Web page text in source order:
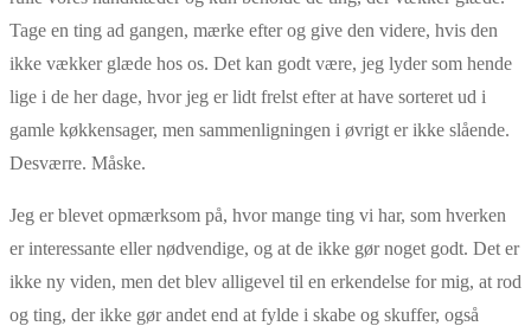
Tage en ting ad gangen, mærke efter og give den videre, hvis den
ikke vækker glæde hos os. Det kan godt være, jeg lyder som hende
lige i de her dage, hvor jeg er lidt frelst efter at have sorteret ud i
gamle køkkensager, men sammenligningen i øvrigt er ikke slående.
Desværre. Måske.
Jeg er blevet opmærksom på, hvor mange ting vi har, som hverken
er interessante eller nødvendige, og at de ikke gør noget godt. Det er
ikke ny viden, men det blev alligevel til en erkendelse for mig, at rod
og ting, der ikke gør andet end at fylde i skabe og skuffer, også